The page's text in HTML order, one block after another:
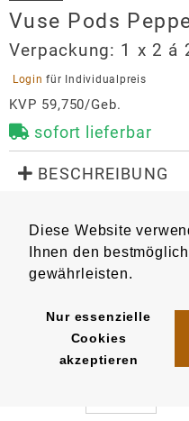
Diese Website
Ihnen den
gewährleisten.
Nur essenzielle
Cookies
akzeptieren
Vuse Pods
Verpackung: 1 x 2 á
Login für Individualpreis
KVP 59,750/Geb.
sofort lieferbar
BESCHREIBUNG
Die Vuse Pods wurden
entwickelt.
2 Pods -
je Pod: 2,0 ml.
Artikel 8501
EAN/Gebinde5:
HERSTELLER
Vuse Pods
Hersteller
British American
Alsterufer 4
© 2025 Klömpkes Heinrich